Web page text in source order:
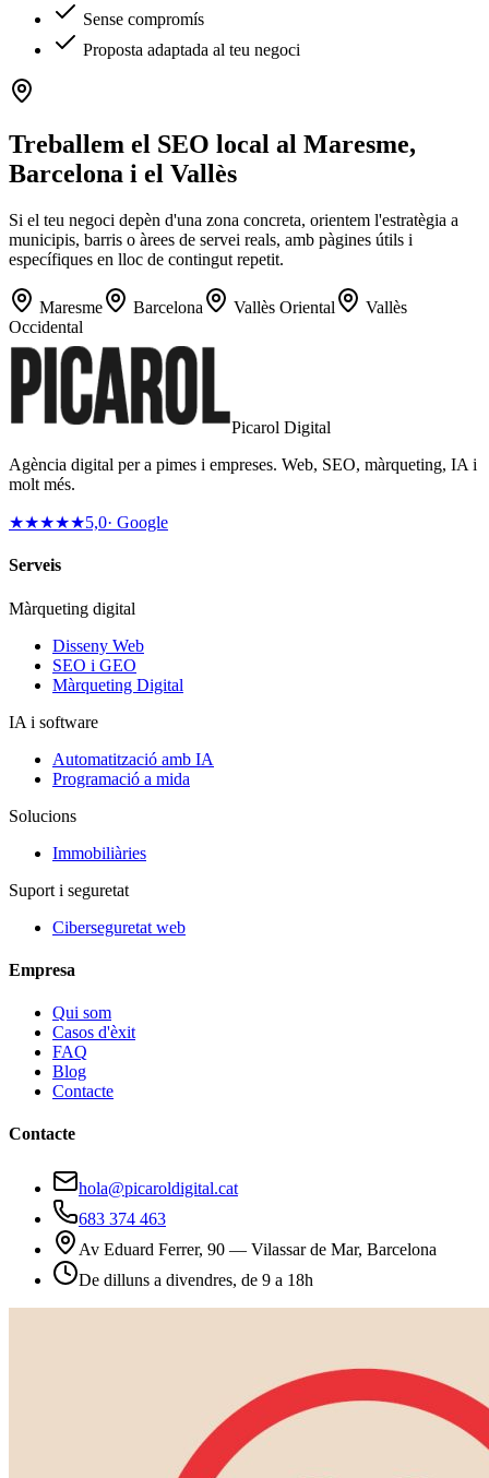
Sense compromís
Proposta adaptada al teu negoci
Treballem el SEO local al Maresme,
Barcelona i el Vallès
Si el teu negoci depèn d'una zona concreta, orientem l'estratègia a
municipis, barris o àrees de servei reals, amb pàgines útils i
específiques en lloc de contingut repetit.
Maresme Barcelona Vallès Oriental
Vallès
Occidental
Picarol Digital
Agència digital per a pimes i empreses. Web, SEO, màrqueting, IA i
molt més.
★★★★★5,0· Google
Serveis
Màrqueting digital
Disseny Web
SEO i GEO
Màrqueting Digital
IA i software
Automatització amb IA
Programació a mida
Solucions
Immobiliàries
Suport i seguretat
Ciberseguretat web
Empresa
Qui som
Casos d'èxit
FAQ
Blog
Contacte
Contacte
hola@picaroldigital.cat
683 374 463
Av Eduard Ferrer, 90 — Vilassar de Mar, Barcelona
De dilluns a divendres, de 9 a 18h